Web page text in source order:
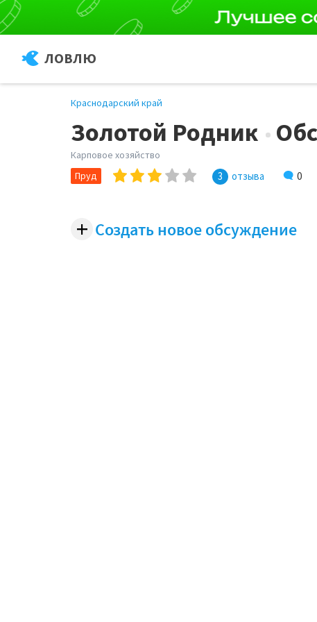
ЛОВЛЮ
Краснодарский край
Золотой Родник
Карповое хозяйство
Пруд
3 отзыва 0
+ Создать новое обсуждение